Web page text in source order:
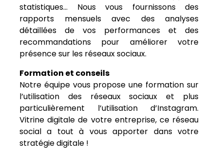
statistiques… Nous vous fournissons des
rapports mensuels avec des analyses
détaillées de vos performances et des
recommandations pour améliorer votre
présence sur les réseaux sociaux.
Formation et conseils
Notre équipe vous propose une formation sur
l’utilisation des réseaux sociaux et plus
particulièrement l’utilisation d’Instagram.
Vitrine digitale de votre entreprise, ce réseau
social a tout à vous apporter dans votre
stratégie digitale !